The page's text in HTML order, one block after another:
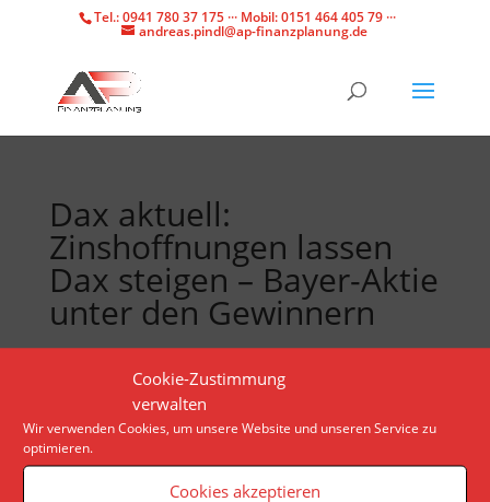
Cookie-Zustimmung
verwalten
Wir verwenden Cookies, um unsere Website und unseren Service zu
optimieren.
Cookies akzeptieren
Tel.: 0941 780 37 175 ··· Mobil: 0151 464 405 79 ···
andreas.pindl@ap-finanzplanung.de
Dax aktuell:
Zinshoffnungen lassen
Dax steigen – Bayer-Aktie
unter den Gewinnern
Anlegerinnen und Anleger blicken erneut auf
Konjunkturdaten. Den jüngsten Rücksetzer auf dem
deutschen Aktienmarkt nutzen sie wieder zu Käufen.